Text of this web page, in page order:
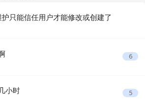
只能信任用户才能修改或创建了
6
小时 5